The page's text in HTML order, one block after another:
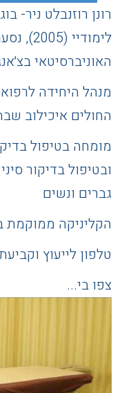
רונן רוזנבלט ניר-
האוניברסיטאי
מנהל היחידה
החולים איכילוב
מומחה בטיפול
ובטיפול בדיקור
גברים ונשים
הקליניקה ממוקמת ברחוב
טלפון לייעוץ וקביעת תור:
צפו בי...